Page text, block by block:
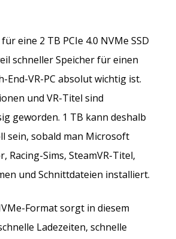
eine 2 TB PCIe 4.0 NVMe SSD
schneller Speicher für einen
End-VR-PC absolut wichtig ist.
und VR-Titel sind
geworden. 1 TB kann deshalb
sein, sobald man Microsoft
Racing-Sims, SteamVR-Titel,
und Schnittdateien installiert.
Format sorgt in diesem
Ladezeiten, schnelle